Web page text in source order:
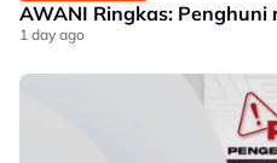
AWANI Ringkas:
1 day ago